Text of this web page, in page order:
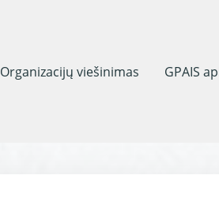
Organizacijų viešinimas GPAIS